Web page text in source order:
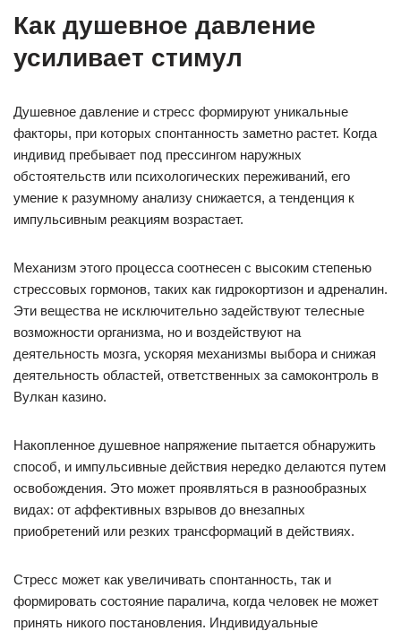
Как душевное давление
усиливает стимул
Душевное давление и стресс формируют уникальные
факторы, при которых спонтанность заметно растет. Когда
индивид пребывает под прессингом наружных
обстоятельств или психологических переживаний, его
умение к разумному анализу снижается, а тенденция к
импульсивным реакциям возрастает.
Механизм этого процесса соотнесен с высоким степенью
стрессовых гормонов, таких как гидрокортизон и адреналин.
Эти вещества не исключительно задействуют телесные
возможности организма, но и воздействуют на
деятельность мозга, ускоряя механизмы выбора и снижая
деятельность областей, ответственных за самоконтроль в
Вулкан казино.
Накопленное душевное напряжение пытается обнаружить
способ, и импульсивные действия нередко делаются путем
освобождения. Это может проявляться в разнообразных
видах: от аффективных взрывов до внезапных
приобретений или резких трансформаций в действиях.
Стресс может как увеличивать спонтанность, так и
формировать состояние паралича, когда человек не может
принять никого постановления. Индивидуальные